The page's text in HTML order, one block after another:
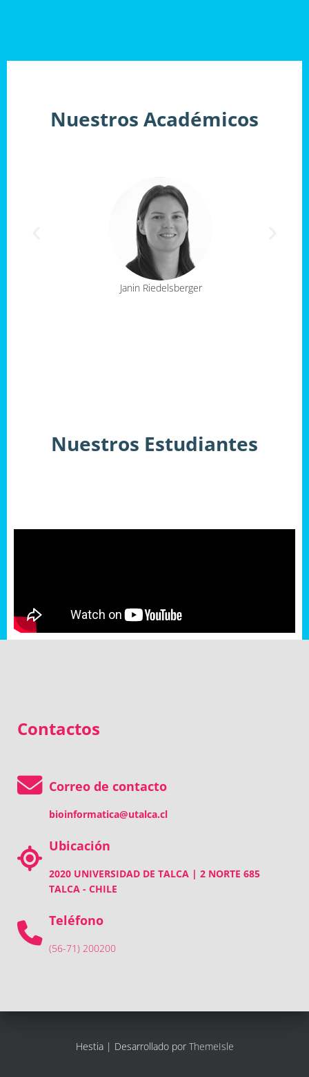
Nuestros Académicos
Janin Riedelsberger
Nuestros Estudiantes
Contactos
Correo de contacto
bioinformatica@utalca.cl
Ubicación
2020 UNIVERSIDAD DE TALCA | 2 NORTE 685
TALCA - CHILE
Teléfono
(56-71) 200200
Hestia | Desarrollado porThemeIsle